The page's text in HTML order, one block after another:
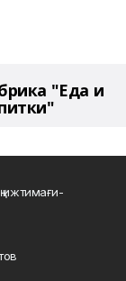
"Еда и
ижтимағи-